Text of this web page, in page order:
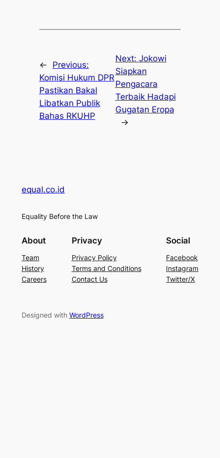
←
Previous:
Komisi Hukum DPR
Pastikan Bakal
Libatkan Publik
Bahas RKUHP
Next: Jokowi
Siapkan
Pengacara
Terbaik Hadapi
Gugatan Eropa
→
equal.co.id
Equality Before the Law
About
Team
History
Careers
Privacy
Privacy Policy
Terms and Conditions
Contact Us
Social
Facebook
Instagram
Twitter/X
Designed with WordPress